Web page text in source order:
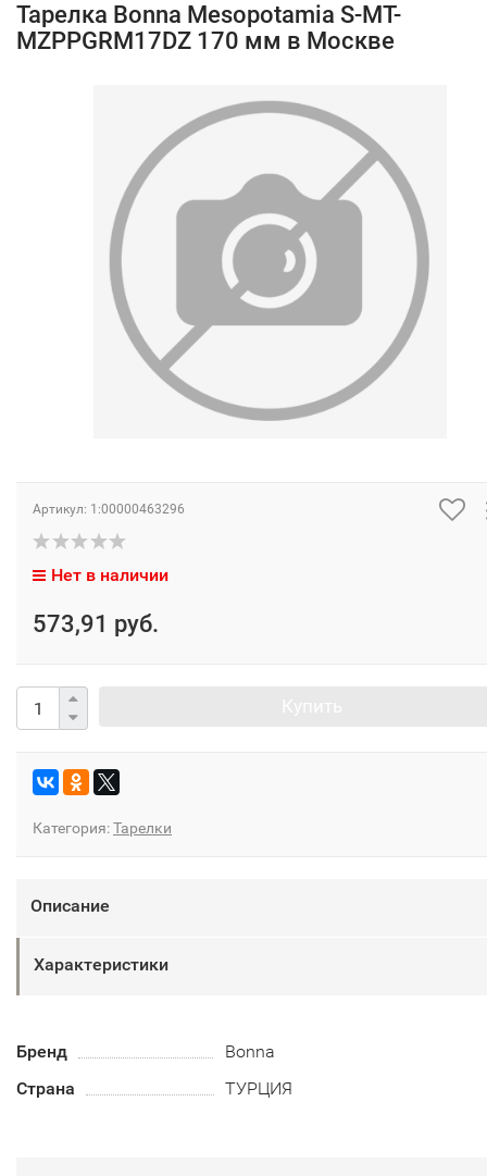
Тарелка Bonna Mesopotamia S-MT-
MZPPGRM17DZ 170 мм в Москве
Артикул: 1:00000463296
Нет в наличии
573,91 руб.
Категория:Тарелки
Описание
Характеристики
Бренд
Bonna
Страна
ТУРЦИЯ